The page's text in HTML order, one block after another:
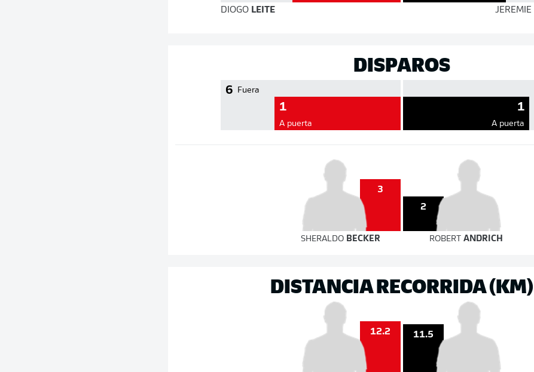
DIOGOLEITE JEREMIE
DISPAROS
6 Fuera
1
A puerta
1
A puerta
3
2
SHERALDO BECKER ROBERT ANDRICH
DISTANCIA RECORRIDA (KM)
12.2 11.5